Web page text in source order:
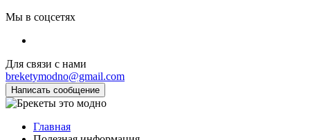
Мы в соцсетях
Для связи с нами
breketymodno@gmail.com
Написать сообщение
Главная